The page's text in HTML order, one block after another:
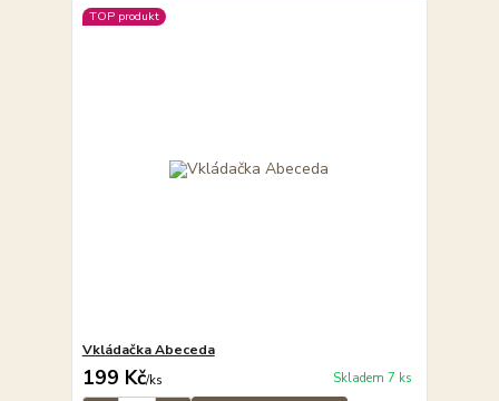
TOP produkt
Vkládačka Abeceda
199 Kč/ks Skladem 7 ks